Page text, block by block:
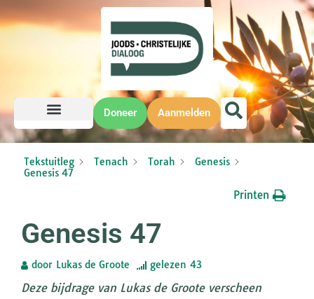
Doneer Aanmelden
Tekstuitleg Tenach Torah
Genesis
Genesis 47
Printen
Genesis 47
door Lukas de Groote gelezen 43
Deze bijdrage van Lukas de Groote verscheen